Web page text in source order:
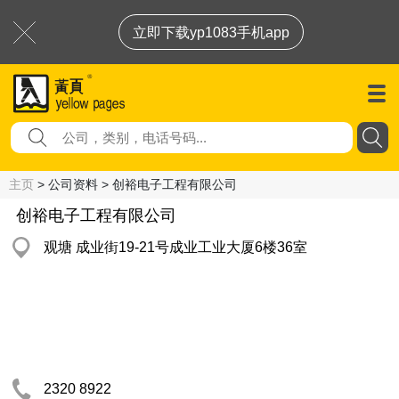
立即下载yp1083手机app
主页 > 公司资料 > 创裕电子工程有限公司
创裕电子工程有限公司
观塘 成业街19-21号成业工业大厦6楼36室
2320 8922